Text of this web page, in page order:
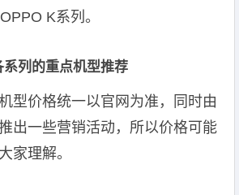
K系列。
系列的重点机型推荐
型价格统一以官网为准，同时由
出一些营销活动，所以价格可能
家理解。